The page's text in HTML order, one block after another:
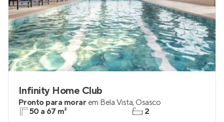
Infinity Home Club
Pronto para morar em Bela Vista, Osasco
50 a 67 m²
2